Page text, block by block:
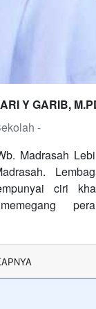
Y GARIB,
-
Madrasah
ciri